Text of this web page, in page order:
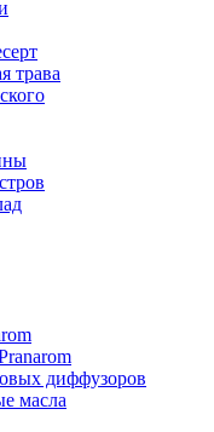
трава
диффузоров
масла